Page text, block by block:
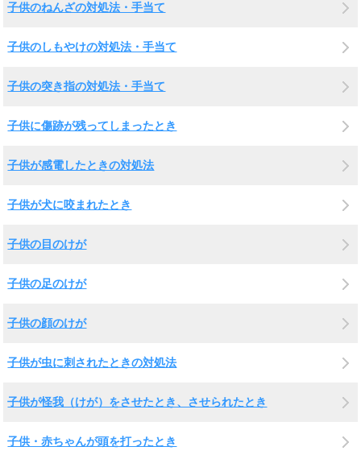
子供のねんざの対処法・手当て
子供のしもやけの対処法・手当て
子供の突き指の対処法・手当て
子供に傷跡が残ってしまったとき
子供が感電したときの対処法
子供が犬に咬まれたとき
子供の目のけが
子供の足のけが
子供の顔のけが
子供が虫に刺されたときの対処法
子供が怪我（けが）をさせたとき、させられたとき
子供・赤ちゃんが頭を打ったとき